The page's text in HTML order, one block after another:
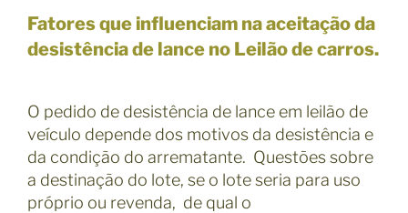
Fatores que influenciam na aceitação da
desistência de lance no Leilão de carros.
O pedido de desistência de lance em leilão de
veículo depende dos motivos da desistência e
da condição do arrematante. Questões sobre
a destinação do lote, se o lote seria para uso
próprio ou revenda, de qual o